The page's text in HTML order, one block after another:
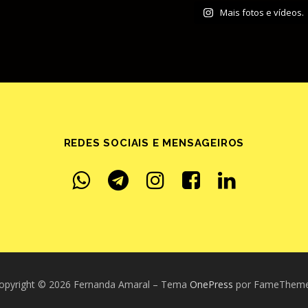
Mais fotos e vídeos.
REDES SOCIAIS E MENSAGEIROS
© 2026 Fernanda Amaral – Tema OnePress por